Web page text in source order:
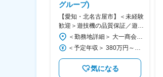
グループ)
【愛知・北名古屋市】＜未経験
歓迎＞遊技機の品質保証／遊戯
者目線で不具合を見抜く仕事◆
年休124日
＜勤務地詳細＞ 大一商会テクニカルベース 住所：愛知県北名古屋市沖村西ノ川12番地 Daiichiテクニカルベース 勤務地最寄駅：名鉄線／西春駅 受動喫煙対策：屋内全面禁煙 変更の範囲：会社の定める事業所
＜予定年収＞ 380万円～500万円 ＜賃金形態＞ 月給制 ＜賃金内訳＞ 月額（基本給）：210,000円～328,000円 ＜月給＞ 210,000円～328,000円 ＜昇給有無＞ 有 ＜残業手当＞ 有 ＜給与補足＞ ※年収は経験・スキル・年齢を考慮し規程により決定します。 ■昇給：年1回（4月） ■賞与：年2回（6・12月） 賃金はあくまでも目安の金額であり、選考を通じて上下する可能性があります。 月給(月額)は固定手当を含めた表記です。
気になる